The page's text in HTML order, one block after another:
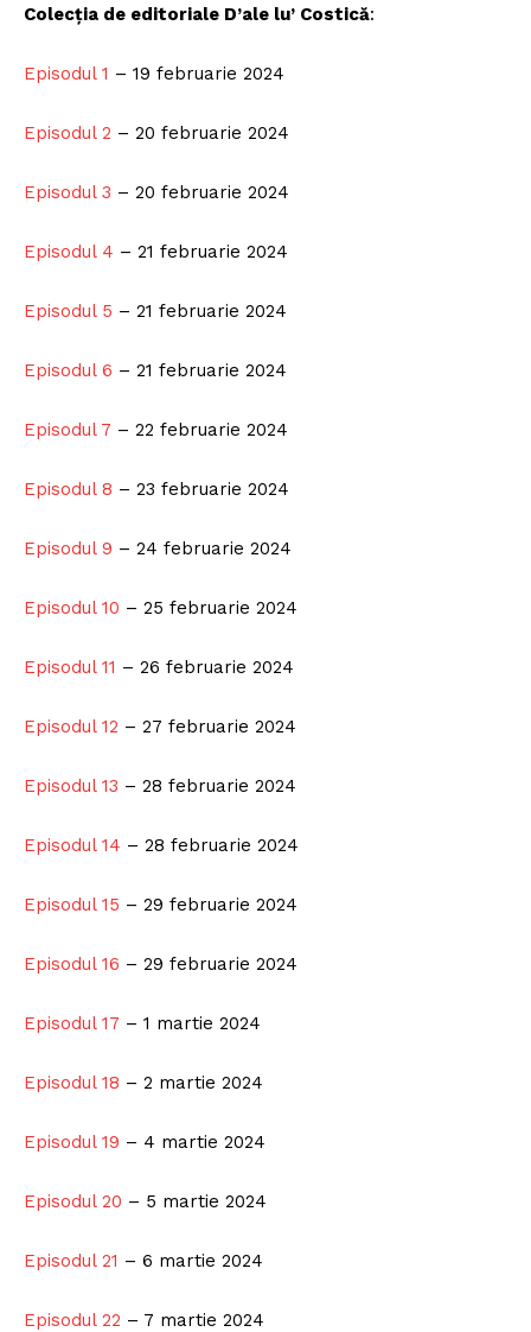
Colecția de editoriale D’ale lu’ Costică:
Episodul 1 – 19 februarie 2024
Episodul 2 – 20 februarie 2024
Episodul 3 – 20 februarie 2024
Episodul 4 – 21 februarie 2024
Episodul 5 – 21 februarie 2024
Episodul 6 – 21 februarie 2024
Episodul 7 – 22 februarie 2024
Episodul 8 – 23 februarie 2024
Episodul 9 – 24 februarie 2024
Episodul 10 – 25 februarie 2024
Episodul 11 – 26 februarie 2024
Episodul 12 – 27 februarie 2024
Episodul 13 – 28 februarie 2024
Episodul 14 – 28 februarie 2024
Episodul 15 – 29 februarie 2024
Episodul 16 – 29 februarie 2024
Episodul 17 – 1 martie 2024
Episodul 18 – 2 martie 2024
Episodul 19 – 4 martie 2024
Episodul 20 – 5 martie 2024
Episodul 21 – 6 martie 2024
Episodul 22 – 7 martie 2024